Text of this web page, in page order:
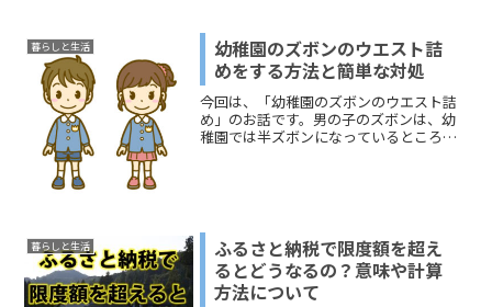
え」のようなお話にもできればと考えて
います。どうぞ、ご覧ください。
痛を訴えているという統計結果がありま
す。腰痛は一度なってし...
暮らしと生活
幼稚園のズボンのウエスト詰
めをする方法と簡単な対処
今回は、「幼稚園のズボンのウエスト詰
め」のお話です。男の子のズボンは、幼
稚園では半ズボンになっているところが
暮らしと生活
ふるさと納税で限度額を超え
るとどうなるの？意味や計算
方法について